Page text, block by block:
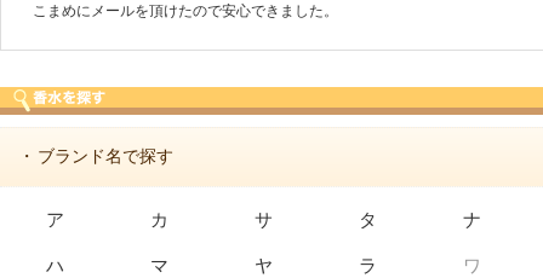
商品が早く届いたのでよかったです。また利用させ
・ ブランド名で探す
ア カ サ タ ナ
ハ マ ヤ ラ ワ